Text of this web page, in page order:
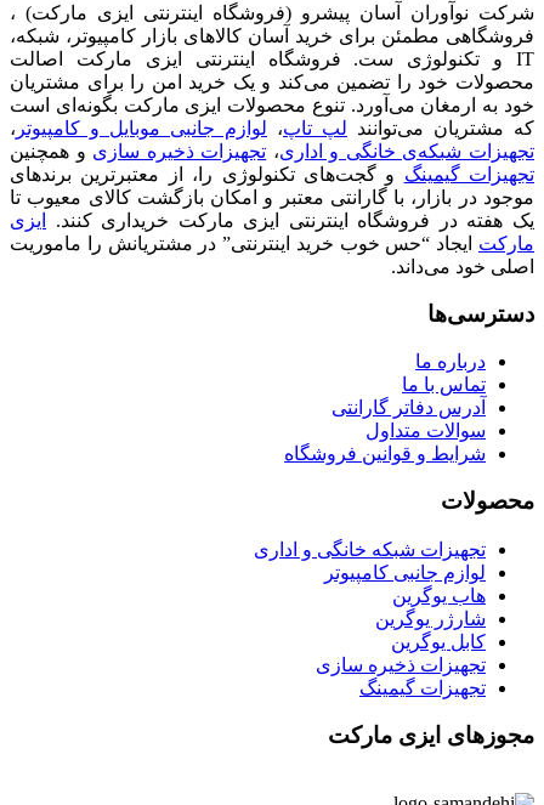
شرکت نوآوران آسان پیشرو (فروشگاه اینترنتی ایزی مارکت) ،
فروشگاهی مطمئن برای خرید آسان کالاهای بازار کامپیوتر، شبکه،
IT و تکنولوژی ست. فروشگاه اینترنتی ایزی مارکت اصالت
محصولات خود را تضمین می‌کند و یک خرید امن را برای مشتریان
خود به ارمغان می‌آورد. تنوع محصولات ایزی مارکت بگونه‌ای است
که مشتریان می‌توانند لپ تاپ، لوازم جانبی موبایل و کامپیوتر ،
تجهیزات شبکه‌ی خانگی و اداری، تجهیزات ذخیره سازی و همچنین
تجهیزات گیمینگ و گجت‌های تکنولوژی را، از معتبرترین برندهای
موجود در بازار، با گارانتی معتبر و امکان بازگشت کالای معیوب تا
یک هفته در فروشگاه اینترنتی ایزی مارکت خریداری کنند.
ایزی
مارکت ایجاد “حس خوب خرید اینترنتی” در مشتریانش را ماموریت
اصلی خود می‌داند.
دسترسی‌ها
درباره ما
تماس با ما
آدرس دفاتر گارانتی
سوالات متداول
شرایط و قوانین فروشگاه
محصولات
تجهیزات شبکه خانگی و اداری
لوازم جانبی کامپیوتر
هاب یوگرین
شارژر یوگرین
کابل یوگرین
تجهیزات ذخیره سازی
تجهیزات گیمینگ
مجوزهای ایزی مارکت